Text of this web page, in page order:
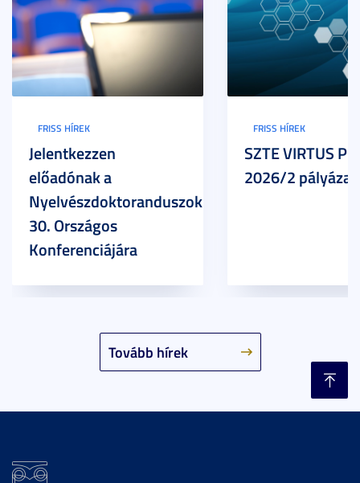
Tovább hírek
FRISS HÍREK
Jelentkezzen
előadónak a
Nyelvészdoktoranduszok
30. Országos
Konferenciájára
FRISS HÍREK
SZTE VIRTUS
2026/2